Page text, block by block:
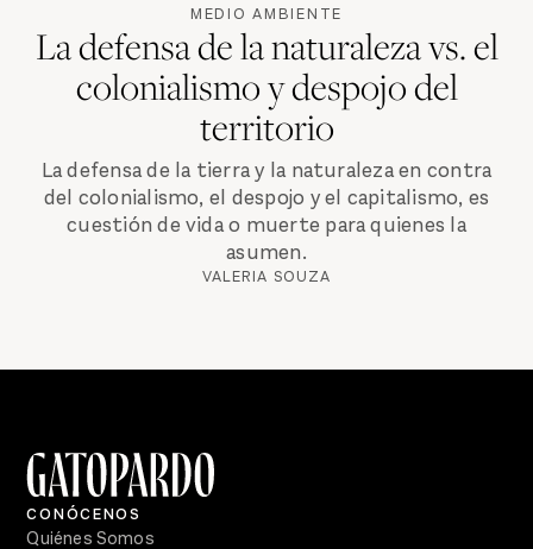
MEDIO AMBIENTE
La defensa de la naturaleza vs. el
colonialismo y despojo del
territorio
La defensa de la tierra y la naturaleza en contra
del colonialismo, el despojo y el capitalismo, es
cuestión de vida o muerte para quienes la
asumen.
VALERIA SOUZA
CONÓCENOS
Quiénes Somos